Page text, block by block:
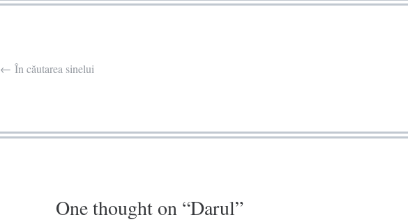
Post
← În căutarea sinelui
One thought on “Darul”